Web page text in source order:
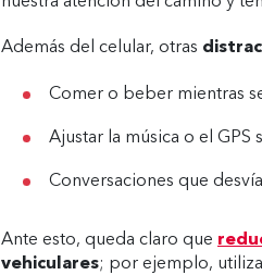
Además del celular, otras
Comer o beber mientras
Ajustar la música o el GPS
Conversaciones que
Ante esto, queda claro que
vehiculares; por ejemplo,